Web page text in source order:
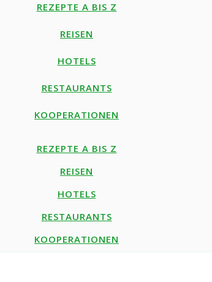
REZEPTE A BIS Z
REISEN
HOTELS
RESTAURANTS
KOOPERATIONEN
REZEPTE A BIS Z
REISEN
HOTELS
RESTAURANTS
KOOPERATIONEN